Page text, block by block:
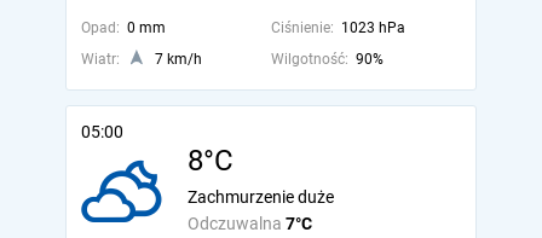
Opad: 0 mm Ciśnienie: 1023 hPa
Wiatr:
7 km/h Wilgotność: 90%
05:00
8°C
Odczuwalna 7°C
Zachmurzenie duże